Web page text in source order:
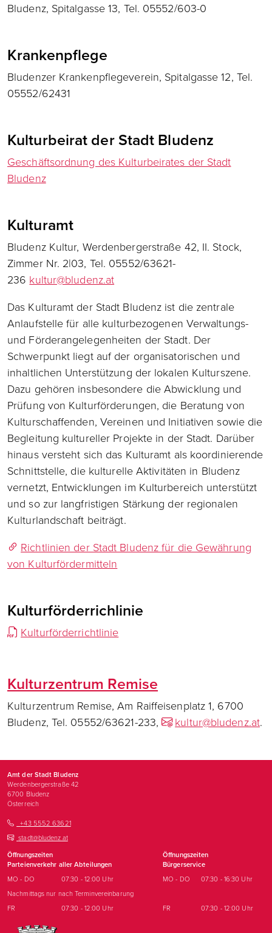
Bludenz, Spitalgasse 13, Tel. 05552/603-0
Krankenpflege
Bludenzer Krankenpflegeverein, Spitalgasse 12, Tel.
05552/62431
Kulturbeirat der Stadt Bludenz
Geschäftsordnung des Kulturbeirates der Stadt
Bludenz
Kulturamt
Bludenz Kultur, Werdenbergerstraße 42, II. Stock,
Zimmer Nr. 2|03, Tel. 05552/63621-
236 kultur@bludenz.at
Das Kulturamt der Stadt Bludenz ist die zentrale
Anlaufstelle für alle kulturbezogenen Verwaltungs-
und Förderangelegenheiten der Stadt. Der
Schwerpunkt liegt auf der organisatorischen und
inhaltlichen Unterstützung der lokalen Kulturszene.
Dazu gehören insbesondere die Abwicklung und
Prüfung von Kulturförderungen, die Beratung von
Kulturschaffenden, Vereinen und Initiativen sowie die
Begleitung kultureller Projekte in der Stadt. Darüber
hinaus versteht sich das Kulturamt als koordinierende
Schnittstelle, die kulturelle Aktivitäten in Bludenz
vernetzt, Entwicklungen im Kulturbereich unterstützt
und so zur langfristigen Stärkung der regionalen
Kulturlandschaft beiträgt.
Richtlinien der Stadt Bludenz für die Gewährung
von Kulturfördermitteln
Kulturförderrichlinie
Kulturförderrichtlinie
Kulturzentrum Remise
Kulturzentrum Remise, Am Raiffeisenplatz 1, 6700
Bludenz, Tel. 05552/63621-233,
kultur@bludenz.at.
Amt der Stadt Bludenz
Werdenbergerstraße 42
6700 Bludenz
Österreich
+43 5552 63621
stadt@bludenz.at
Öffnungszeiten
Parteienverkehr aller Abteilungen
Öffnungszeiten
Bürgerservice
MO - DO
07:30 - 12:00 Uhr MO - DO
07:30 - 16:30 Uhr
Nachmittags nur nach Terminvereinbarung
FR
07:30 - 12:00 Uhr FR 07:30 - 12:00 Uhr